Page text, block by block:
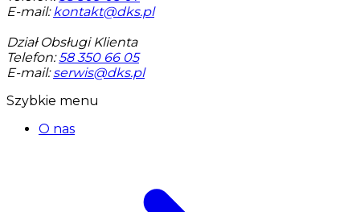
E-mail: kontakt@dks.pl
Dział Obsługi Klienta
Telefon: 58 350 66 05
E-mail: serwis@dks.pl
Szybkie menu
O nas